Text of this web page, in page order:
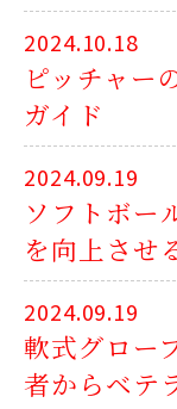
2024.10.18
ピッチャー
ガイド
2024.09.19
ソフトボー
を向上させ
2024.09.19
軟式グロー
者からベテ